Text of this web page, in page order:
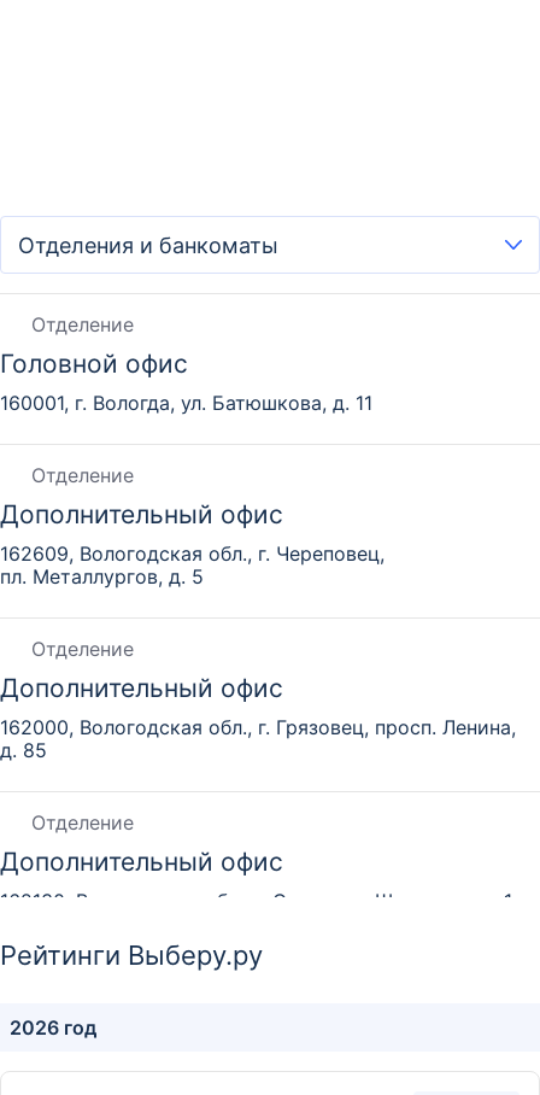
Отделение
Головной офис
160001, г. Вологда, ул. Батюшкова, д. 11
Отделение
Дополнительный офис
162609, Вологодская обл., г. Череповец,
пл. Металлургов, д. 5
Отделение
Дополнительный офис
162000, Вологодская обл., г. Грязовец, просп. Ленина,
д. 85
Отделение
Дополнительный офис
162130, Вологодская обл., г. Сокол, ул. Школьная, д. 1
Дополнительный офис «Заречье»
Рейтинги Выберу.ру
2026 год